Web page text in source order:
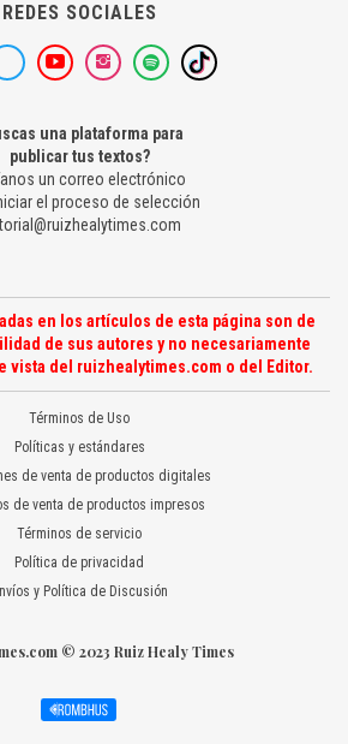
REDES SOCIALES
una plataforma para
publicar tus textos?
un correo electrónico
el proceso de selección
en los artículos de esta página son de
de sus autores y no necesariamente
vista del ruizhealytimes.com o del Editor.
Términos de Uso
Políticas y estándares
de venta de productos digitales
de venta de productos impresos
Términos de servicio
Política de privacidad
y Política de Discusión
© 2023 Ruiz Healy Times